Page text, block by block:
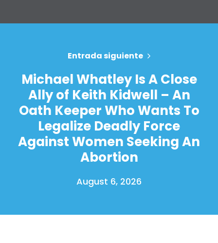
Entrada siguiente
Michael Whatley Is A Close
Ally of Keith Kidwell – An
Oath Keeper Who Wants To
Legalize Deadly Force
Against Women Seeking An
Abortion
August 6, 2026